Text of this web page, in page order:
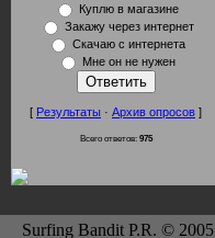
Куплю в магазине
Закажу через интернет
Скачаю с интернета
Мне он не нужен
[ Результаты · Архив опросов ]
Всего ответов: 975
Surfing Bandit P.R. ©